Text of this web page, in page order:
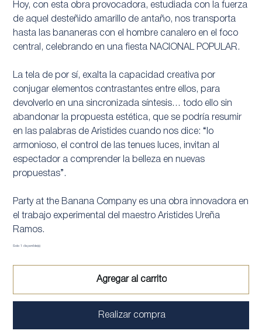
Hoy, con esta obra provocadora, estudiada con la fuerza
de aquel desteñido amarillo de antaño, nos transporta
hasta las bananeras con el hombre canalero en el foco
central, celebrando en una fiesta NACIONAL POPULAR.
La tela de por sí, exalta la capacidad creativa por
conjugar elementos contrastantes entre ellos, para
devolverlo en una sincronizada síntesis… todo ello sin
abandonar la propuesta estética, que se podría resumir
en las palabras de Aristides cuando nos dice: “lo
armonioso, el control de las tenues luces, invitan al
espectador a comprender la belleza en nuevas
propuestas”.
Party at the Banana Company es una obra innovadora en
el trabajo experimental del maestro Aristides Ureña
Ramos.
Solo 1 disponible(s)
Agregar al carrito
Realizar compra